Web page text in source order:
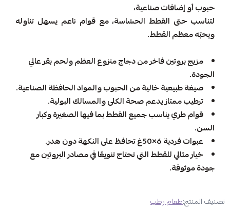
حبوب أو إضافات صناعية،
لتناسب حتى القطط الحسّاسة، مع قوام ناعم يسهل تناوله
ويحبّه معظم القطط.
مزيج بروتين فاخر من دجاج منزوع العظم ولحم بقر عالي
الجودة.
صيغة طبيعية خالية من الحبوب والمواد الحافظة الصناعية.
ترطيب ممتاز يدعم صحة الكلى والمسالك البولية.
قوام طري يناسب جميع القطط بما فيها الصغيرة وكبار
السن.
عبوات فردية 6×50غ تحافظ على النكهة دون هدر.
خيار مثالي للقطط التي تحتاج تنويعًا في مصادر البروتين مع
جودة موثوقة.
تصنيف المنتج:طعام رطب